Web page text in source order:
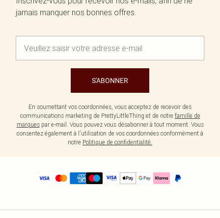
jamais manquer nos bonnes offres.
S'ABONNER
En soumettant vos coordonnées, vous acceptez de recevoir des
communications marketing de PrettyLittleThing et de notre famille de
marquespar e-mail. Vous pouvez vous désabonner à tout moment. Vous
consentez également à l'utilisation de vos coordonnées conformément à
notre Politique de confidentialité.